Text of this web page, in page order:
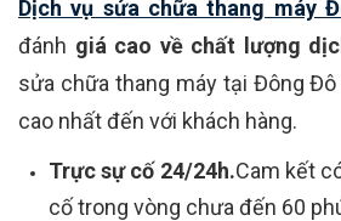
Dịch vụ sửa chữa thang máy
đánh giá cao về chất lượng
sửa chữa thang máy tại Đông
cao nhất đến với khách hàng.
Trực sự cố 24/24h.Cam kết
cố trong vòng chưa đến 60